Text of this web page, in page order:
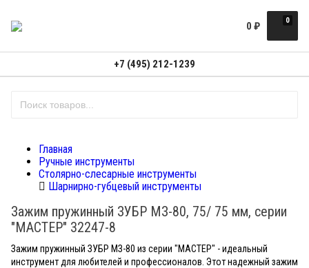
0
0 ₽
+7 (495) 212-1239
Главная
Ручные инструменты
Столярно-слесарные инструменты
Шарнирно-губцевый инструменты
Зажим пружинный ЗУБР МЗ-80, 75/ 75 мм, серии
"МАСТЕР" 32247-8
Зажим пружинный ЗУБР МЗ-80 из серии "МАСТЕР" - идеальный
инструмент для любителей и профессионалов. Этот надежный зажим